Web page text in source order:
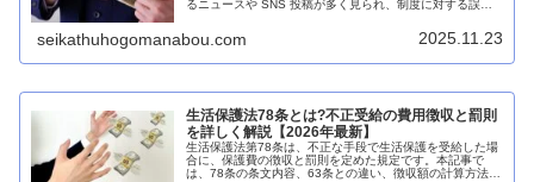
るニュースや SNS 投稿が多く見られ、制度に対する誤解
seikathuhogomanabou.com 2025.11.23
生活保護法78条とは?不正受給の費用徴収と罰則
を詳しく解説【2026年最新】
生活保護法第78条は、不正な手段で生活保護を受給した場
合に、保護費の徴収と罰則を定めた規定です。本記事で
は、78条の条文内容、63条との違い、徴収額の計算方法、